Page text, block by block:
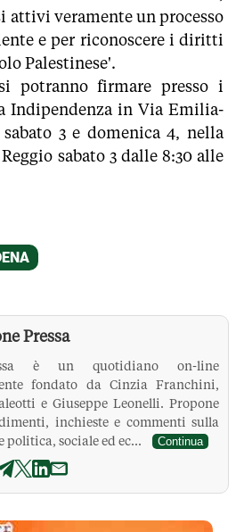
attivi veramente un processo
e per riconoscere i diritti
Palestinese'.
potranno firmare presso i
Indipendenza in Via Emilia-
3 e domenica 4, nella
sabato 3 dalle 8:30 alle
Pressa
è un quotidiano on-line
fondato da Cinzia Franchini,
e Giuseppe Leonelli. Propone
inchieste e commenti sulla
politica, sociale ed ec...
Continua